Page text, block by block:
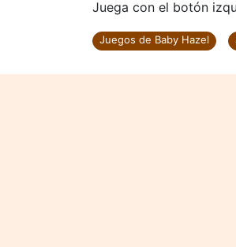
Juega con el botón
Juegos de Baby Hazel